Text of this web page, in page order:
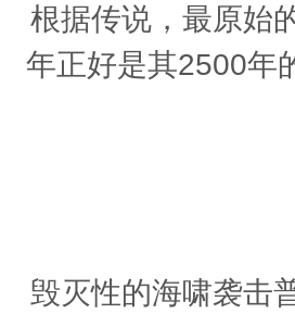
根据传说，最原始
年正好是其2500年
毁灭性的海啸袭击